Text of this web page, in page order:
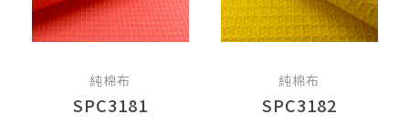
純棉布
SPC3181
純棉布
SPC3182